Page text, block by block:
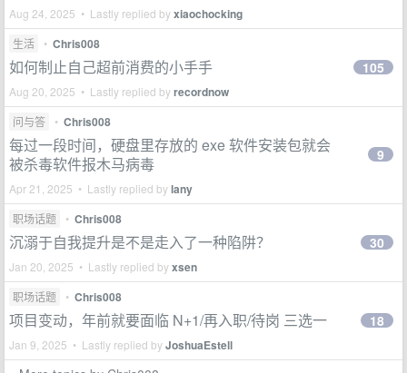
Aug 24, 2025 • Lastly replied byxiaochocking
生活 • Chris008
如何制止自己超前消费的小手手
Aug 20, 2025 • Lastly replied byrecordnow
105
问与答 • Chris008
每过一段时间，硬盘里存放的 exe 软件安装包就会
被杀毒软件报木马病毒
Apr 21, 2025 • Lastly replied bylany
9
职场话题 • Chris008
沉溺于自我提升是不是走入了一种陷阱？
Jan 20, 2025 • Lastly replied byxsen
30
职场话题 • Chris008
项目变动，年前就要面临 N+1/再入职/待岗 三选一
Jan 9, 2025 • Lastly replied byJoshuaEstell
18